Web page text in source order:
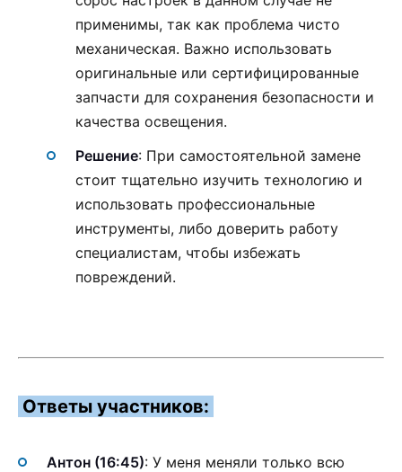
применимы, так как проблема чисто
механическая. Важно использовать
оригинальные или сертифицированные
запчасти для сохранения безопасности и
качества освещения.
Решение: При самостоятельной замене
стоит тщательно изучить технологию и
использовать профессиональные
инструменты, либо доверить работу
специалистам, чтобы избежать
повреждений.
Ответы участников:
Антон (16:45): У меня меняли только всю